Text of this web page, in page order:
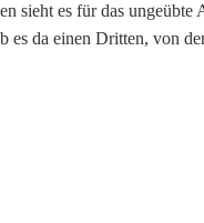
sieht es für das
da einen Dritten, von